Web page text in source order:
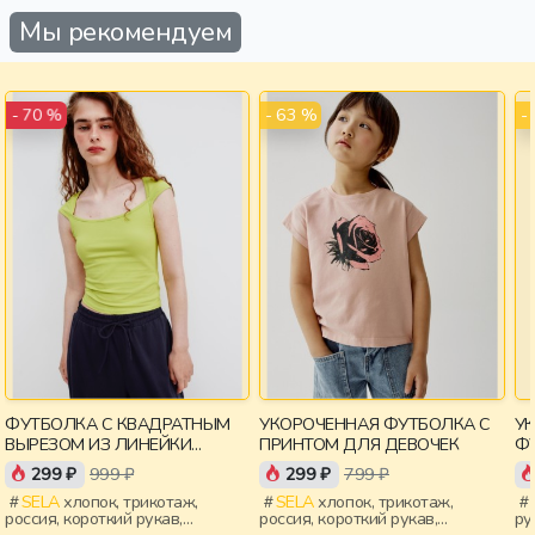
Мы рекомендуем
- 70 %
ФУТБОЛКА С КВАДРАТНЫМ
ВЫРЕЗОМ ИЗ ЛИНЕЙКИ
YOUNG
299 ₽ 999 ₽
SELAхлопок, трикотаж,
россия, короткий рукав,
- 63 %
УКОРОЧЕННАЯ ФУТБОЛКА С
ПРИНТОМ ДЛЯ ДЕВОЧЕК
299 ₽ 799 ₽
SELAхлопок, трикотаж,
россия, короткий рукав,
-